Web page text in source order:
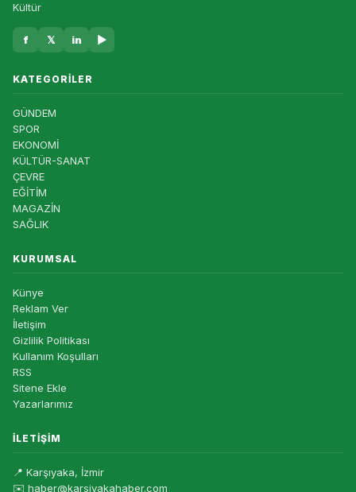
Kültür
f 𝕏 in ▶
KATEGORILER
GÜNDEM
SPOR
EKONOMİ
KÜLTÜR-SANAT
ÇEVRE
EĞİTİM
MAGAZİN
SAĞLIK
KURUMSAL
Künye
Reklam Ver
İletişim
Gizlilik Politikası
Kullanım Koşulları
RSS
Sitene Ekle
Yazarlarımız
İLETIŞIM
📍 Karşıyaka, İzmir
✉️ haber@karsiyakahaber.com